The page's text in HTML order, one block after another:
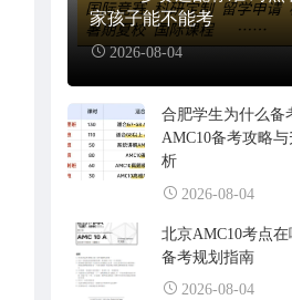
家孩子能不能考
2026-08-04
合肥学生为什么备
AMC10备考攻略
析
2026-08-04
北京AMC10考点
备考规划指南
2026-08-04